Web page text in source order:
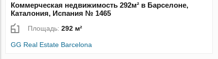
Коммерческая недвижимость 292м² в Барселоне,
Каталония, Испания № 1465
Площадь:292 м²
GG Real Estate Barcelona